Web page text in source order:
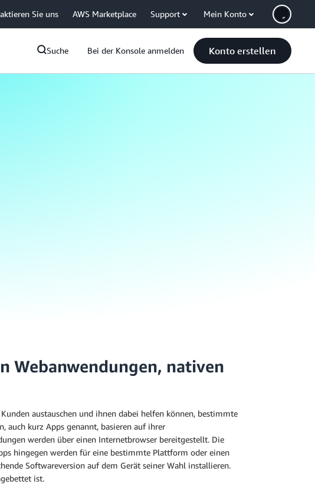
Sie uns AWS Marketplace Support Mein Konto
Suche Bei der Konsole anmelden Konto erstellen
Webanwendungen, nativen
austauschen und ihnen dabei helfen können, bestimmte
auch kurz Apps genannt, basieren auf ihrer
werden über einen Internetbrowser bereitgestellt. Die
hingegen werden für eine bestimmte Plattform oder einen
Softwareversion auf dem Gerät seiner Wahl installieren.
ist.